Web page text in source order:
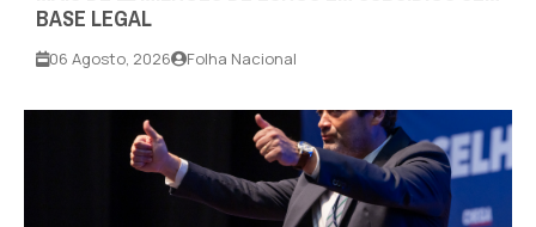
BASE LEGAL
06 Agosto, 2026 Folha Nacional